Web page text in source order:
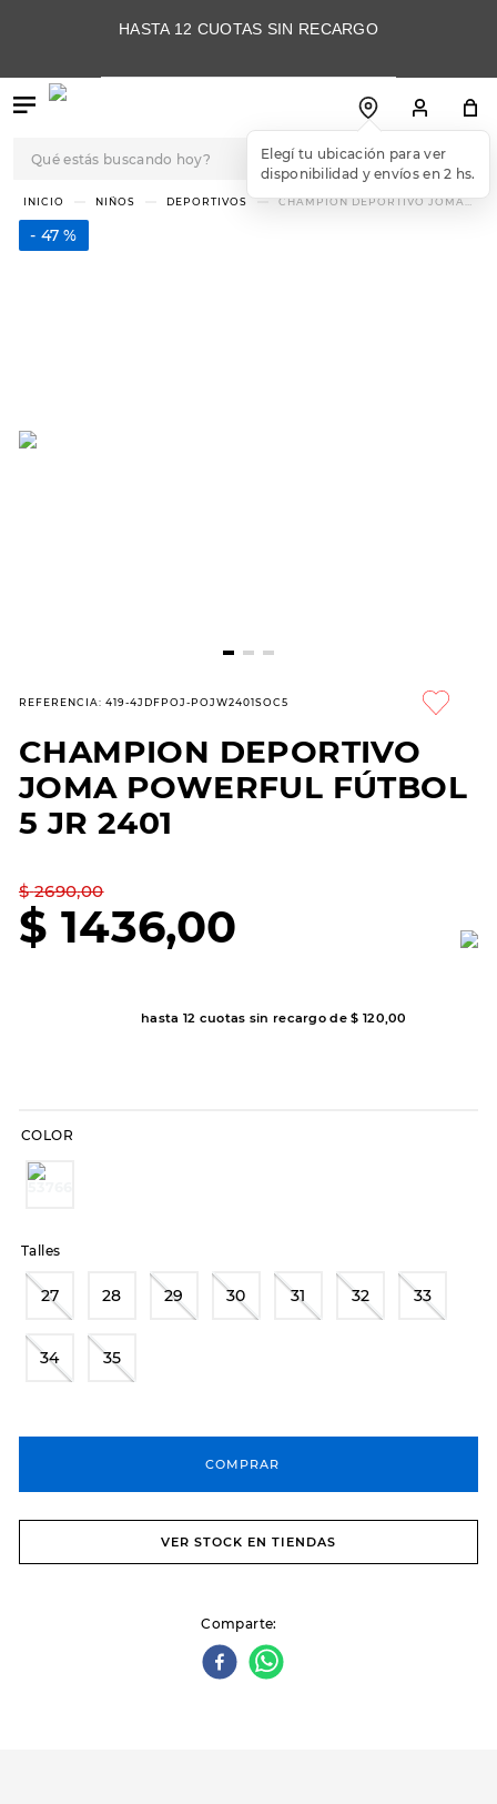
HASTA 12 CUOTAS SIN RECARGO
Elegí tu ubicación para ver
disponibilidad y envíos en 2 hs.
NIÑOS DEPORTIVOS
CHAMPION DEPORTIVO JOMA
47 %
REFERENCIA: 419-4JDFPOJ-POJW2401SOC5
CHAMPION DEPORTIVO
JOMA POWERFUL FÚTBOL
5 JR 2401
$ 2690,00
$ 1436,00
hasta 12 cuotas sin recargo de$ 120,00
COLOR
Talles
27 28 29 30 31 32 33
34 35
COMPRAR
VER STOCK EN TIENDAS
Comparte
TÉRMINOS MÁS